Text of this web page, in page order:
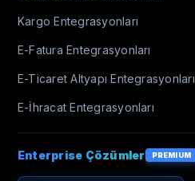
Kargo Entegrasyonları
E-Fatura Entegrasyonları
E-Ticaret Altyapı Entegrasyonları
E-İhracat Entegrasyonları
Enterprise Çözümler PREMIUM